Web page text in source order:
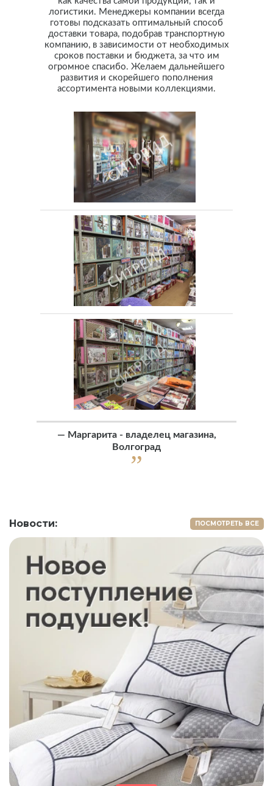
логистики. Менеджеры компании всегда
готовы подсказать оптимальный способ
доставки товара, подобрав транспортную
компанию, в зависимости от необходимых
сроков поставки и бюджета, за что им
огромное спасибо. Желаем дальнейшего
развития и скорейшего пополнения
ассортимента новыми коллекциями.
— Маргарита - владелец магазина,
Волгоград
Новости: ПОСМОТРЕТЬ ВСЕ